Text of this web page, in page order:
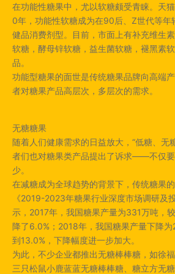
在功能性糖果中，尤以软糖颇受青睐。天
0年，功能性软糖成为在90后、Z世代等年
健品消费剂型。目前，市面上有补充维生
软糖，酵母锌软糖，益生菌软糖，褪黑素
品。
功能型糖果的面世是传统糖果品牌向高端
者对糖果产品高层次，多层次的需求。
无糖糖果
随着人们健康需求的日益放大，“低糖、无
者们也对糖果类产品提出了诉求——不仅
少。
在减糖成为全球趋势的背景下，传统糖果
《2019-2023年糖果行业深度市场调研及
示，2017年，我国糖果产量为331万吨，
降了6.0%；2018年，我国糖果产量下降
到13.0%，下降幅度进一步加大。
为此，不少企业都推出无糖棒棒糖，如徐
三只松鼠小鹿蓝蓝无糖棒棒糖、糖立方无